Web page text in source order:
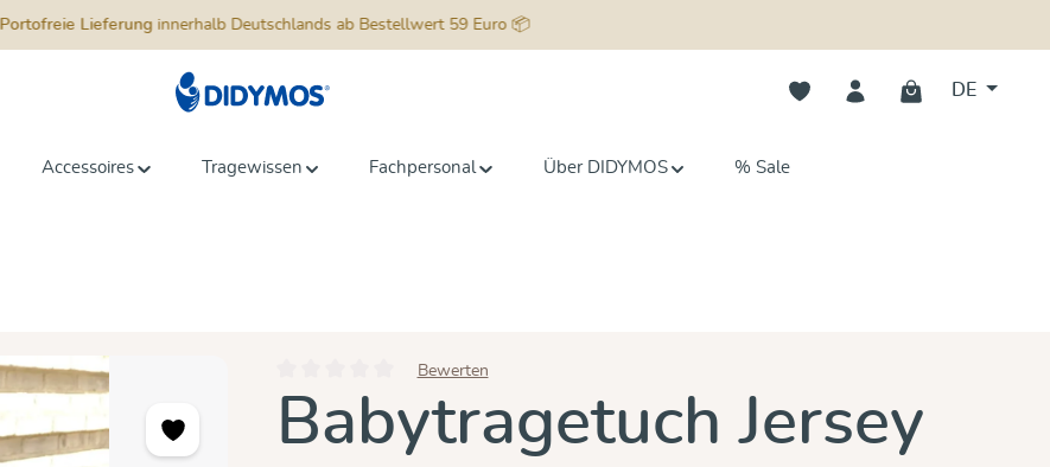
Portofreie Lieferunginnerhalb Deutschlands ab Bestellwert 59 Euro 📦
Du hast 0 Produkte auf dem
DE
Accessoires Tragewissen Fachpersonal Über DIDYMOS % Sale
Durchschnittliche Bewertung von 0 von 5 Sternen
Bewerten
Babytragetuch Jersey